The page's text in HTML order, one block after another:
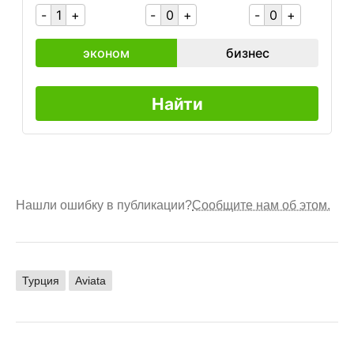
Нашли ошибку в публикации?Сообщите нам об этом.
Турция Aviata